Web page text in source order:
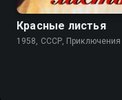
Красные листья
1958, СССР, Приключения